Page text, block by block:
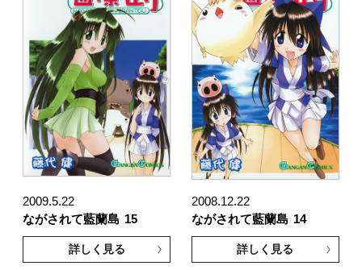
2009.5.22
ながされて藍蘭島 15
詳しく見る
2008.12.22
ながされて藍蘭島 14
詳しく見る